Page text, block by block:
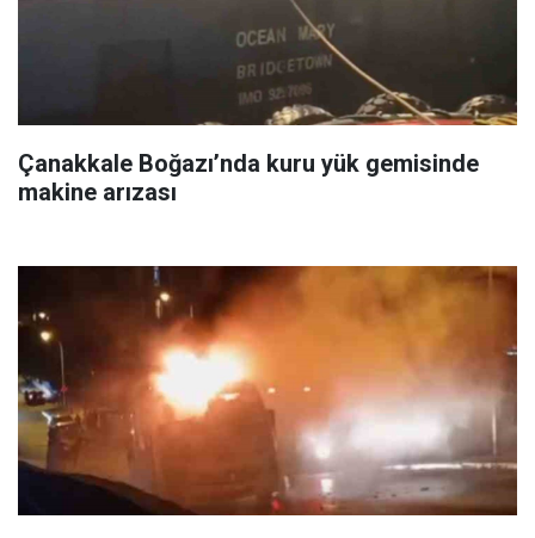
Çanakkale Boğazı’nda kuru yük gemisinde
makine arızası